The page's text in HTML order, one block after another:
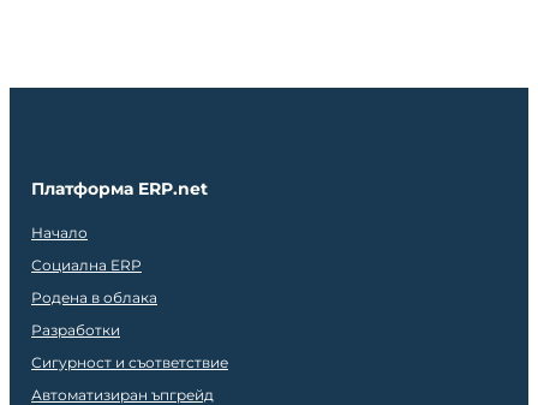
Платформа ERP.net
Начало
Социална ERP
Родена в облака
Разработки
Сигурност и съответствие
Автоматизиран ъпгрейд